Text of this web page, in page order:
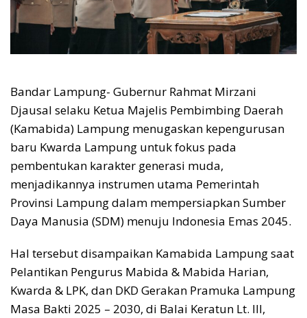
Bandar Lampung- Gubernur Rahmat Mirzani
Djausal selaku Ketua Majelis Pembimbing Daerah
(Kamabida) Lampung menugaskan kepengurusan
baru Kwarda Lampung untuk fokus pada
pembentukan karakter generasi muda,
menjadikannya instrumen utama Pemerintah
Provinsi Lampung dalam mempersiapkan Sumber
Daya Manusia (SDM) menuju Indonesia Emas 2045.
Hal tersebut disampaikan Kamabida Lampung saat
Pelantikan Pengurus Mabida & Mabida Harian,
Kwarda & LPK, dan DKD Gerakan Pramuka Lampung
Masa Bakti 2025 – 2030, di Balai Keratun Lt. III,